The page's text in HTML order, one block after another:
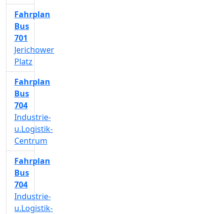
Fahrplan
Bus
701
Jerichower
Platz
Fahrplan
Bus
704
Industrie-
u.Logistik-
Centrum
Fahrplan
Bus
704
Industrie-
u.Logistik-